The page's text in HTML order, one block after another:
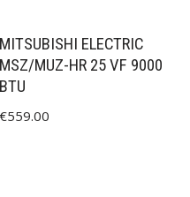
MITSUBISHI ELECTRIC
MSZ/MUZ-HR 25 VF 9000
BTU
€559.00